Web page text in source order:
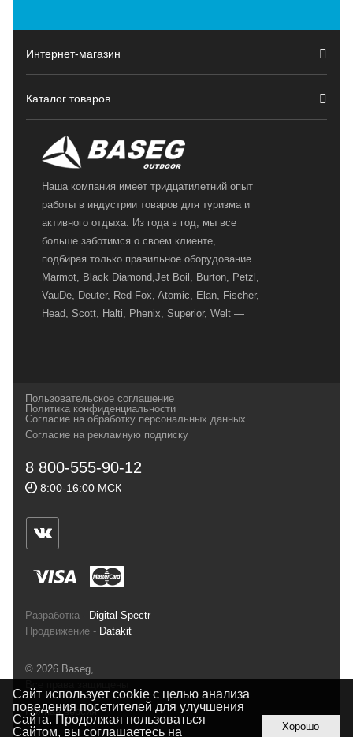
Интернет-магазин
Каталог товаров
Наша компания имеет тридцатилетний опыт
работы в индустрии товаров для туризма и
активного отдыха. Из года в год, мы все
больше заботимся о своем клиенте,
подбирая только правильное оборудование.
Marmot, Black Diamond,Jet Boil, Burton, Petzl,
VauDe, Deuter, Red Fox, Atomic, Elan, Fischer,
Head, Scott, Halti, Phenix, Superior, Welt —
и взыскательных путешественников,
спортсменов и отдыхающих.
Геннадьевич
ИНН 590300057023 ОГРН 304590319000121
ул.Советская, 25, магазин Басег.
Тел./факс (342) 2101242
Пользовательское соглашение
Политика конфиденциальности
Согласие на обработку персональных данных
Согласие на рекламную подписку
8 800-555-90-12
8:00-16:00 МСК
Разработка - Digital Spectr
Продвижение - Datakit
© 2026 Baseg,
Полная версия
Сайт использует cookie с целью анализа
поведения посетителей для улучшения
Сайта. Продолжая пользоваться
Сайтом, вы соглашаетесь на
Хорошо